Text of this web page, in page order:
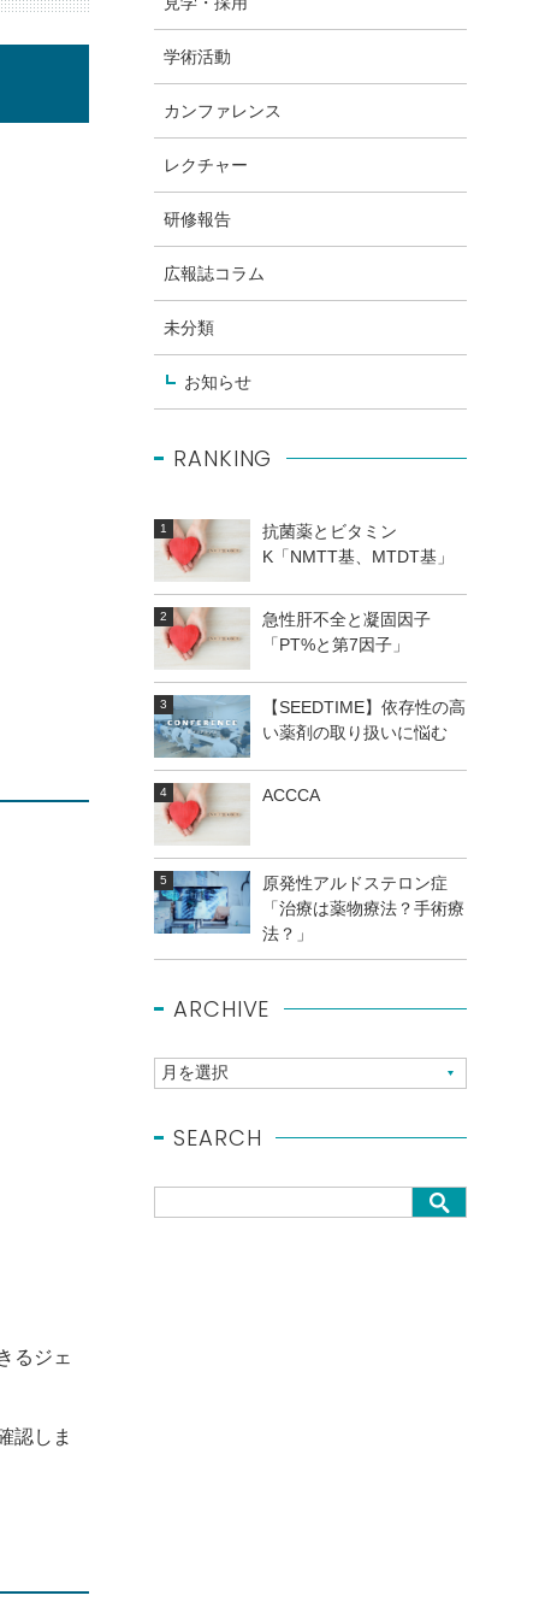
るジェ
認しま
学術活動
カンファレンス
レクチャー
研修報告
広報誌コラム
未分類
お知らせ
RANKING
抗菌薬とビタミン
K「NMTT基、MTDT基」
急性肝不全と凝固因子
「PT%と第7因子」
【SEEDTIME】依存性の高
い薬剤の取り扱いに悩む
ACCCA
原発性アルドステロン症
「治療は薬物療法？手術療
法？」
ARCHIVE
SEARCH